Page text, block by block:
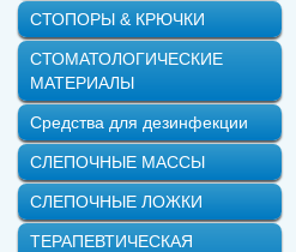
СТОПОРЫ & КРЮЧКИ
СТОМАТОЛОГИЧЕСКИЕ
МАТЕРИАЛЫ
Средства для дезинфекции
СЛЕПОЧНЫЕ МАССЫ
СЛЕПОЧНЫЕ ЛОЖКИ
ТЕРАПЕВТИЧЕСКАЯ